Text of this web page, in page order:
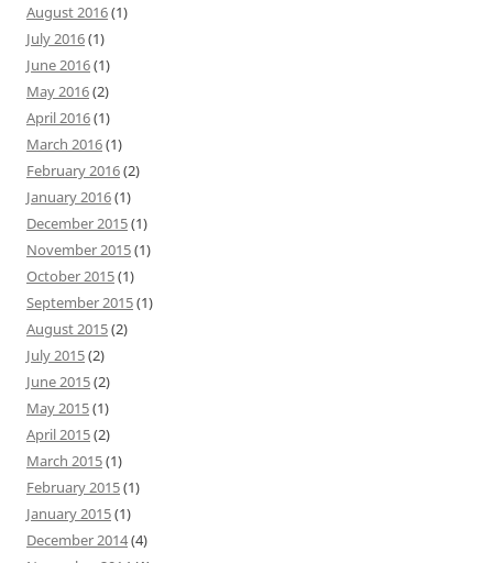
August 2016(1)
July 2016(1)
June 2016(1)
May 2016(2)
April 2016(1)
March 2016(1)
February 2016(2)
January 2016(1)
December 2015(1)
November 2015(1)
October 2015(1)
September 2015(1)
August 2015(2)
July 2015(2)
June 2015(2)
May 2015(1)
April 2015(2)
March 2015(1)
February 2015(1)
January 2015(1)
December 2014(4)